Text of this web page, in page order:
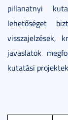
pillanatnyi
lehetőséget
visszajelzések,
javaslatok
kutatási